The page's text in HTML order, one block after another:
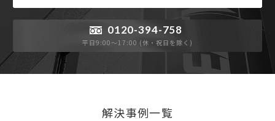
0120-394-758
平日9:00〜17:00 (休・祝日を除く)
解決事例一覧